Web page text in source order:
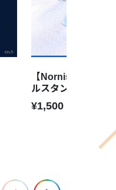
【Nornis 1st
ルスタンド
¥1,500